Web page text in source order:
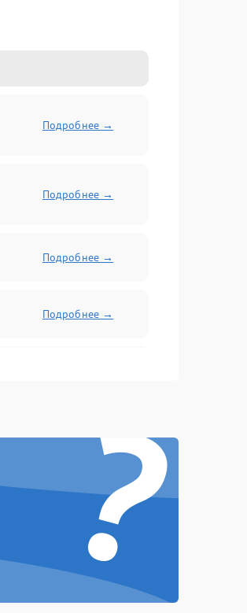
Подробнее →
Подробнее →
Подробнее →
Подробнее →
Подробнее →
Подробнее →
Подробнее →
?